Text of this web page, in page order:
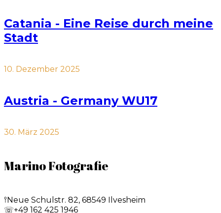
Catania - Eine Reise durch meine
Stadt
10. Dezember 2025
Austria - Germany WU17
30. März 2025
Marino Fotografie
𖥣Neue Schulstr. 82, 68549 Ilvesheim
☏+49 162 425 1946